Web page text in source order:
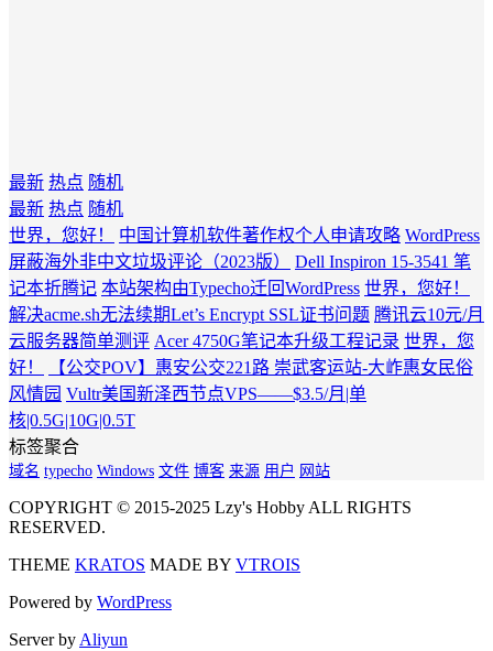
最新 热点 随机
最新 热点 随机
世界，您好！
中国计算机软件著作权个人申请攻略 WordPress
屏蔽海外非中文垃圾评论（2023版）
Dell Inspiron 15-3541 笔
记本折腾记 本站架构由Typecho迁回WordPress 世界，您好！
解决acme.sh无法续期Let’s Encrypt SSL证书问题 腾讯云10元/月
云服务器简单测评 Acer 4750G笔记本升级工程记录 世界，您
好！
【公交POV】惠安公交221路 崇武客运站-大岞惠女民俗
风情园 Vultr美国新泽西节点VPS——$3.5/月|单
核|0.5G|10G|0.5T
标签聚合
域名 typecho Windows 文件 博客 来源 用户 网站
COPYRIGHT © 2015-2025 Lzy's Hobby ALL RIGHTS
RESERVED.
THEME KRATOS MADE BY VTROIS
Powered by WordPress
Server by Aliyun